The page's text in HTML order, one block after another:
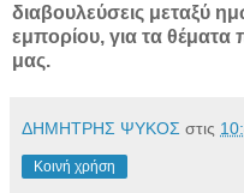
διαβουλεύσεις μεταξύ
εμπορίου, για τα
μας.
ΔΗΜΗΤΡΗΣ ΨΥΚΟΣ στις
Κοινή χρήση